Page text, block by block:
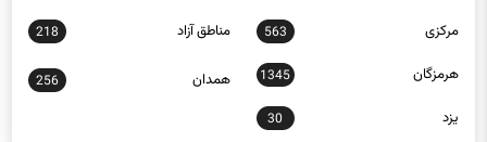
مرکزی 563 مناطق آزاد 218
هرمزگان 1345 همدان 256
یزد 30